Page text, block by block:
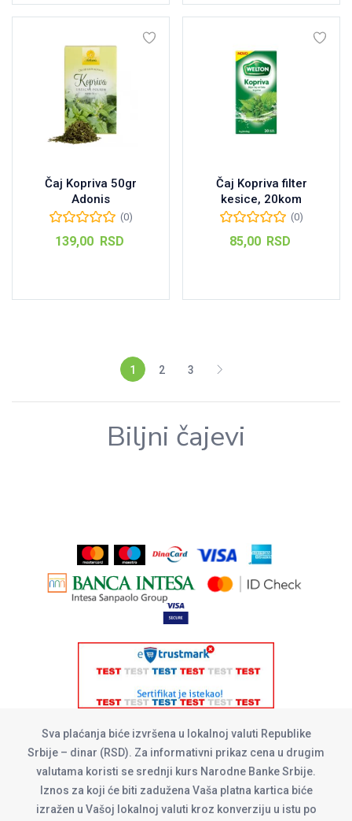
Čaj Kopriva 50gr
Adonis
(0)
139,00 RSD
Čaj Kopriva filter
kesice, 20kom
(0)
85,00 RSD
1 2 3
Biljni čajevi
Sva plaćanja biće izvršena u lokalnoj valuti Republike
Srbije – dinar (RSD). Za informativni prikaz cena u drugim
valutama koristi se srednji kurs Narodne Banke Srbije.
Iznos za koji će biti zadužena Vaša platna kartica biće
izražen u Vašoj lokalnoj valuti kroz konverziju u istu po